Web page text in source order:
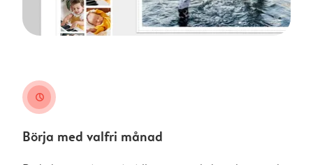
clock
Börja med valfri månad